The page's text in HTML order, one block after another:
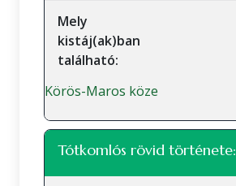
Mely
kistáj(ak)ban
található:
Körös-Maros köze
Tótkomlós rövid története: